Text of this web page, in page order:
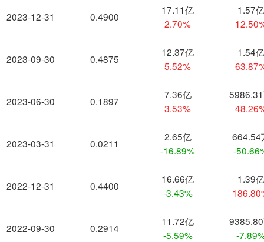
2023-12-31
2023-09-30
2023-06-30
2023-03-31
2022-12-31
2022-09-30
0.4900
17.11亿
2.70%
1.57亿
0.4875
12.37亿
5.52%
1.54亿
0.1897
7.36亿
3.53%
0.0211
2.65亿
-16.89%
664.54
-
0.4400
16.66亿
-3.43%
1.39亿
0.2914
11.72亿
-5.59%
-